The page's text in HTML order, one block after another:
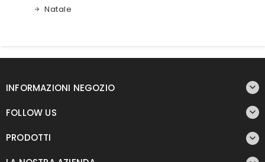
Natale
INFORMAZIONI NEGOZIO 
FOLLOW US 
PRODOTTI 